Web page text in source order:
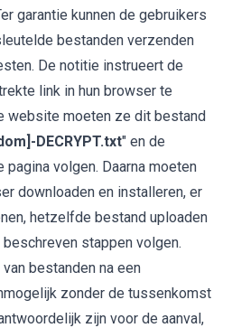
garantie kunnen de gebruikers
bestanden verzenden
De notitie instrueert de
link in hun browser te
website moeten ze dit bestand
DECRYPT.txt" en de
volgen. Daarna moeten
downloaden en installeren, er
hetzelfde bestand uploaden
stappen volgen.
bestanden na een
zonder de tussenkomst
zijn voor de aanval,